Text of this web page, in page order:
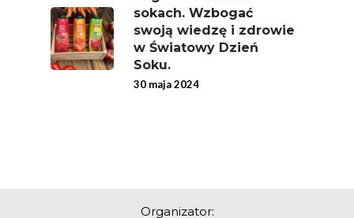
sokach. Wzbogać
swoją wiedzę i zdrowie
w Światowy Dzień
Soku.
30 maja 2024
Organizator:
Polskie Forum
Ekologicznej